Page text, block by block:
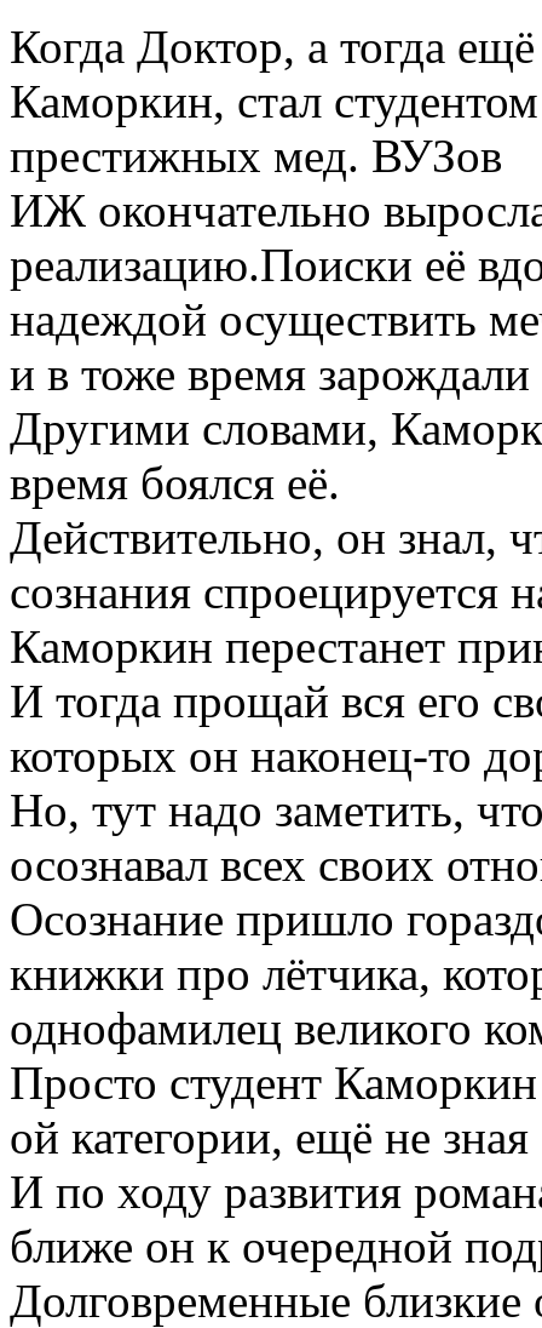
Когда Доктор, а тогда
Каморкин, стал
престижных мед. ВУЗов
ИЖ окончательно
реализацию.Поиски её
надеждой осуществить
и в тоже время
Другими словами,
время боялся её.
Действительно, он знал,
сознания спроецируется
Каморкин перестанет
И тогда прощай вся его
которых он наконец-то
Но, тут надо заметить,
осознавал всех своих
Осознание пришло
книжки про лётчика,
однофамилец великого
Просто студент
ой категории, ещё не
И по ходу развития
ближе он к очередной
Долговременные